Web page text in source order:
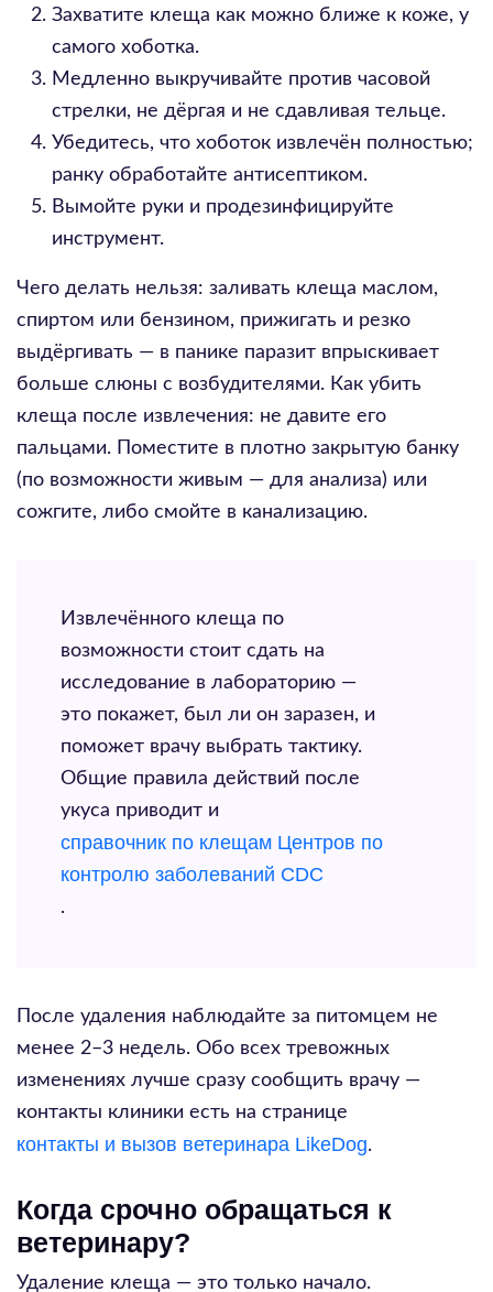
Захватите клеща как можно ближе к коже, у
самого хоботка.
Медленно выкручивайте против часовой
стрелки, не дёргая и не сдавливая тельце.
Убедитесь, что хоботок извлечён полностью;
ранку обработайте антисептиком.
Вымойте руки и продезинфицируйте
инструмент.
Чего делать нельзя: заливать клеща маслом,
спиртом или бензином, прижигать и резко
выдёргивать — в панике паразит впрыскивает
больше слюны с возбудителями. Как убить
клеща после извлечения: не давите его
пальцами. Поместите в плотно закрытую банку
(по возможности живым — для анализа) или
сожгите, либо смойте в канализацию.
Извлечённого клеща по
возможности стоит сдать на
исследование в лабораторию —
это покажет, был ли он заразен, и
поможет врачу выбрать тактику.
Общие правила действий после
укуса приводит и
справочник по клещам Центров по
контролю заболеваний CDC
.
После удаления наблюдайте за питомцем не
менее 2–3 недель. Обо всех тревожных
изменениях лучше сразу сообщить врачу —
контакты клиники есть на странице
контакты и вызов ветеринара LikeDog.
Когда срочно обращаться к
ветеринару?
Удаление клеща — это только начало.